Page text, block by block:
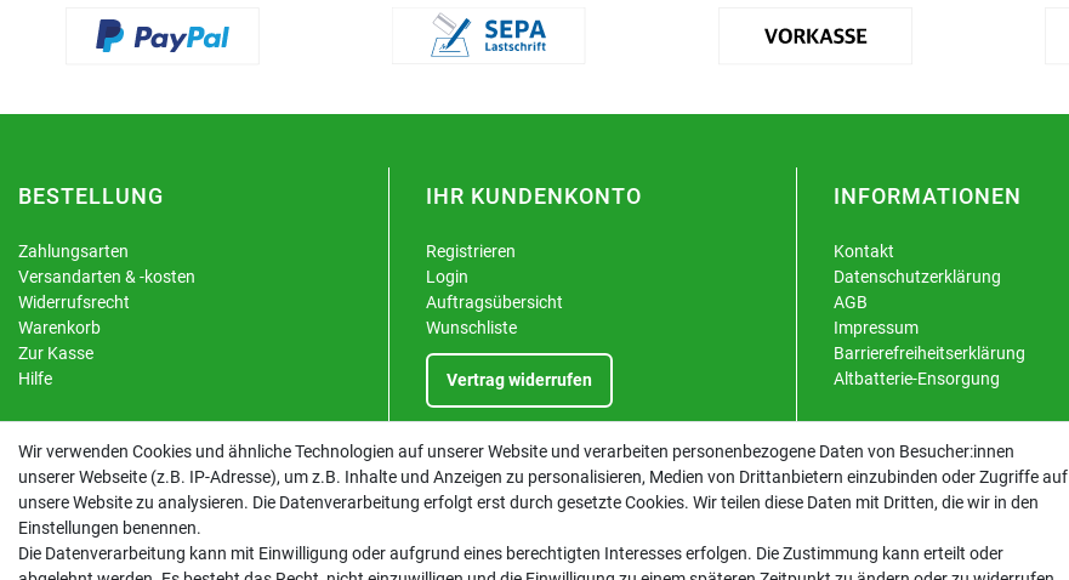
BESTELLUNG
Zahlungsarten
Versandarten & -kosten
Widerrufsrecht
Warenkorb
Zur Kasse
Hilfe
IHR KUNDENKONTO
Registrieren
Login
Auftragsübersicht
Wunschliste
Vertrag widerrufen
INFORMATIONEN
Kontakt
Datenschutzerklärung
AGB
Impressum
Barrierefreiheitserklärung
Altbatterie-Ensorgung
Wir verwenden Cookies und ähnliche Technologien auf unserer Website und verarbeiten personenbezogene Daten von Besucher:innen
unserer Webseite (z.B. IP-Adresse), um z.B. Inhalte und Anzeigen zu personalisieren, Medien von Drittanbietern einzubinden oder Zugriffe auf
unsere Website zu analysieren. Die Datenverarbeitung erfolgt erst durch gesetzte Cookies. Wir teilen diese Daten mit Dritten, die wir in den
Einstellungen benennen.
Die Datenverarbeitung kann mit Einwilligung oder aufgrund eines berechtigten Interesses erfolgen. Die Zustimmung kann erteilt oder